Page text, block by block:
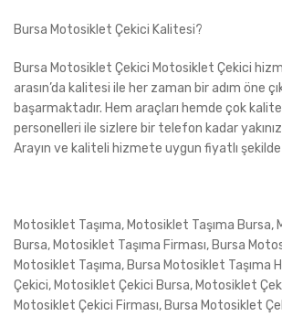
Bursa Motosiklet Çekici Kalitesi?
Bursa Motosiklet Çekici Motosiklet Çekici
arasın’da kalitesi ile her zaman bir adım öne
başarmaktadır. Hem araçları hemde çok
personelleri ile sizlere bir telefon kadar
Arayın ve kaliteli hizmete uygun fiyatlı
Motosiklet Taşıma, Motosiklet Taşıma Bursa,
Bursa, Motosiklet Taşıma Firması, Bursa
Motosiklet Taşıma, Bursa Motosiklet Taşıma
Çekici, Motosiklet Çekici Bursa, Motosiklet
Motosiklet Çekici Firması, Bursa Motosiklet